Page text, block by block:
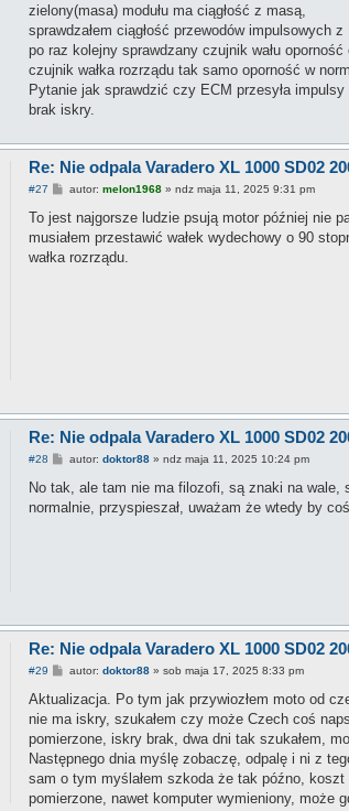
zielony(masa) modułu ma ciągłość z masą,
sprawdzałem ciągłość przewodów impulsowych
po raz kolejny sprawdzany czujnik wału
czujnik wałka rozrządu tak samo oporność w
Pytanie jak sprawdzić czy ECM przesyła
brak iskry.
Re: Nie odpala Varadero XL 1000 SD02
#27
P
s
autor: melon1968» ndz maja 11, 2025 9:31 pm
To jest najgorsze ludzie psują motor później nie
musiałem przestawić wałek wydechowy o 90
wałka rozrządu.
Re: Nie odpala Varadero XL 1000 SD02
#28
P
s
autor: doktor88» ndz maja 11, 2025 10:24 pm
No tak, ale tam nie ma filozofi, są znaki na wale,
normalnie, przyspieszał, uważam że wtedy by
Re: Nie odpala Varadero XL 1000 SD02
#29
P
s
autor: doktor88» sob maja 17, 2025 8:33 pm
Aktualizacja. Po tym jak przywiozłem moto od
nie ma iskry, szukałem czy może Czech coś
pomierzone, iskry brak, dwa dni tak szukałem,
Następnego dnia myślę zobaczę, odpalę i ni z
sam o tym myślałem szkoda że tak późno,
pomierzone, nawet komputer wymieniony, może